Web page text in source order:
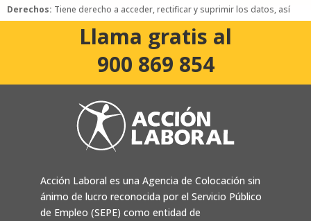
Derechos: Tiene derecho a acceder, rectificar y suprimir los datos, así
como otros derechos, como se explica en la política de privacidad.
Llama gratis al
900 869 854
Acción Laboral es una Agencia de Colocación sin
ánimo de lucro reconocida por el Servicio Público
de Empleo (SEPE) como entidad de